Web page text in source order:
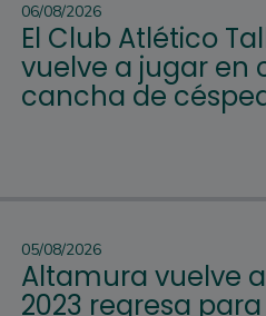
06/08/2026
El Club Atlético
vuelve a jugar en
cancha de
05/08/2026
Altamura vuelve
2023 regresa